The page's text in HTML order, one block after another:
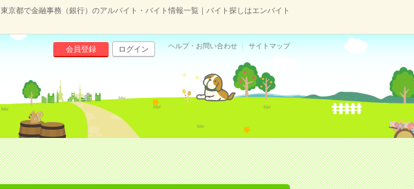
東京都で金融事務（銀行）のアルバイト・バイト情報一覧｜バイト探しはエンバイト
会員登録 ログイン ヘルプ・お問い合わせ サイトマップ